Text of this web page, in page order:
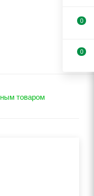
товаром
0
0